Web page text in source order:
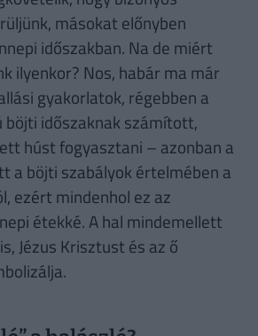
másokat előnyben
időszakban. Na de miért
ilyenkor? Nos, habár ma már
gyakorlatok, régebben a
böjti időszaknak számított,
húst fogyasztani – azonban a
a böjti szabályok értelmében a
ezért mindenhol ez az
étekké. A hal mindemellett
Jézus Krisztust és az ő